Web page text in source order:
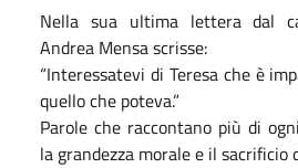
Nella sua ultima lettera dal
Andrea Mensa scrisse:
“Interessatevi di Teresa che è
quello che poteva.”
Parole che raccontano più di
la grandezza morale e il sacrificio